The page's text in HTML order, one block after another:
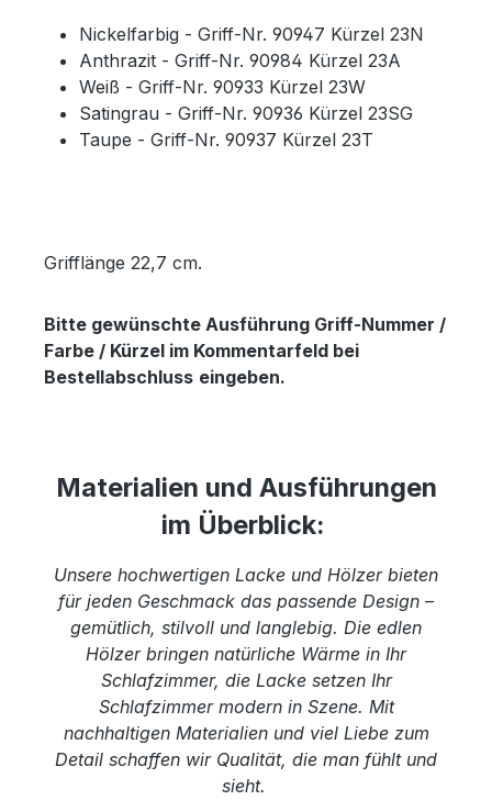
Nickelfarbig - Griff-Nr. 90947 Kürzel 23N
Anthrazit - Griff-Nr. 90984 Kürzel 23A
Weiß - Griff-Nr. 90933 Kürzel 23W
Satingrau - Griff-Nr. 90936 Kürzel 23SG
Taupe - Griff-Nr. 90937 Kürzel 23T
Grifflänge 22,7 cm.
Bitte gewünschte Ausführung Griff-Nummer /
Farbe / Kürzel im Kommentarfeld bei
Bestellabschluss eingeben.
Materialien und Ausführungen
im Überblick:
Unsere hochwertigen Lacke und Hölzer bieten
für jeden Geschmack das passende Design –
gemütlich, stilvoll und langlebig. Die edlen
Hölzer bringen natürliche Wärme in Ihr
Schlafzimmer, die Lacke setzen Ihr
Schlafzimmer modern in Szene. Mit
nachhaltigen Materialien und viel Liebe zum
Detail schaffen wir Qualität, die man fühlt und
sieht.